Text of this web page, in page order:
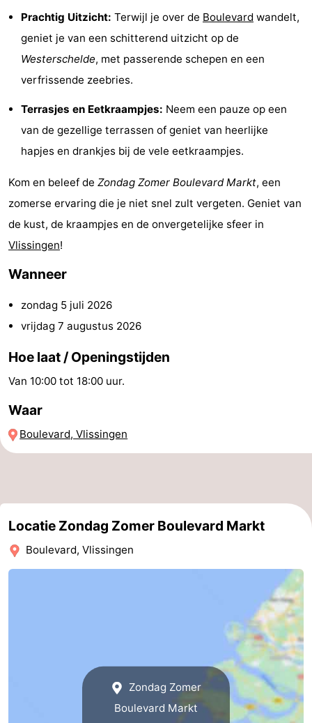
Bowlen
Wellness
centra
Dorpen
Steden
Natuur
Rondleidingen
Sporten
-
Zwembaden
Fietsen
-
Wandelen
-
Paardrijden
-
paravliegen
drinken
Ringrijden
Forum
Route
Prachtig Uitzicht: Terwijl je over de Boulevard wandelt,
geniet je van een schitterend uitzicht op de
Westerschelde, met passerende schepen en een
verfrissende zeebries.
Terrasjes en Eetkraampjes: Neem een pauze op een
van de gezellige terrassen of geniet van heerlijke
hapjes en drankjes bij de vele eetkraampjes.
Kom en beleef de Zondag Zomer Boulevard Markt, een
zomerse ervaring die je niet snel zult vergeten. Geniet van
de kust, de kraampjes en de onvergetelijke sfeer in
Vlissingen!
Wanneer
zondag 5 juli 2026
vrijdag 7 augustus 2026
Hoe laat / Openingstijden
Van 10:00 tot 18:00 uur.
Waar
Boulevard, Vlissingen
Locatie Zondag Zomer Boulevard Markt
Boulevard, Vlissingen
Zondag Zomer
Boulevard Markt